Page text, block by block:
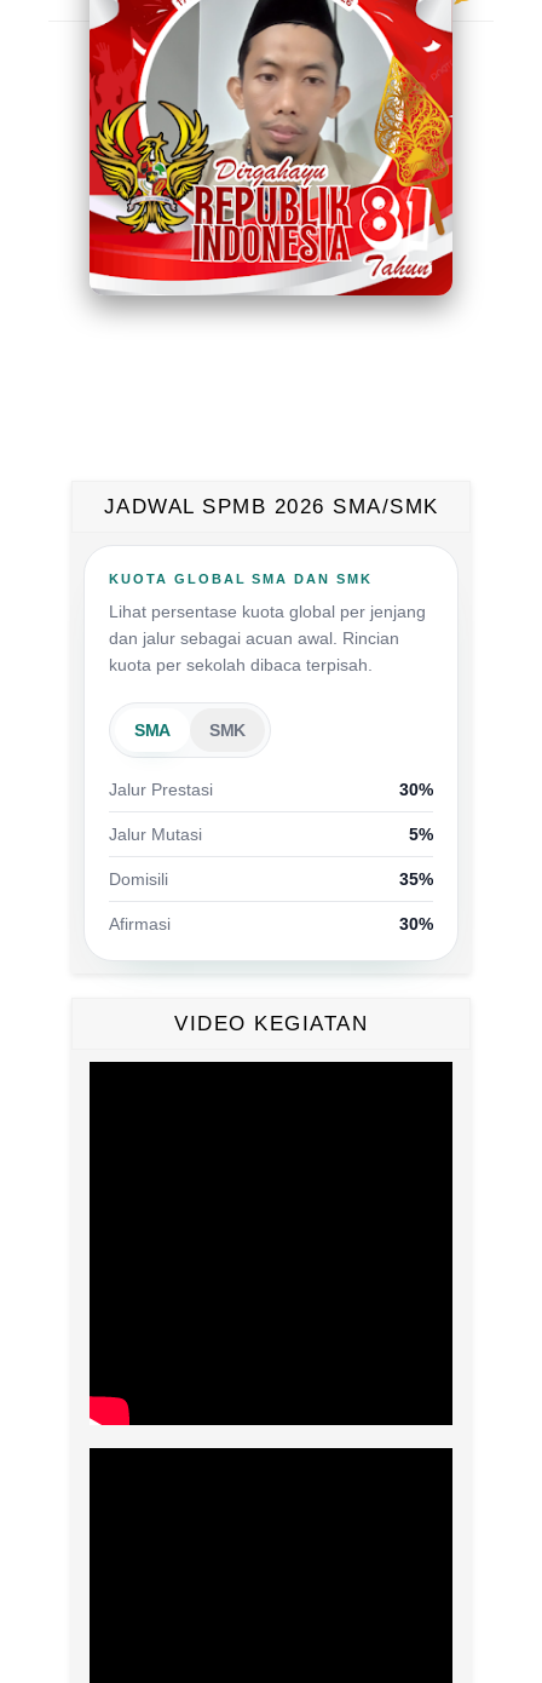
JADWAL SPMB 2026 SMA/SMK
KUOTA GLOBAL SMA DAN SMK
Lihat persentase kuota global per jenjang
dan jalur sebagai acuan awal. Rincian
kuota per sekolah dibaca terpisah.
SMA SMK
Jalur Prestasi 30%
Jalur Mutasi 5%
Domisili 35%
Afirmasi 30%
VIDEO KEGIATAN